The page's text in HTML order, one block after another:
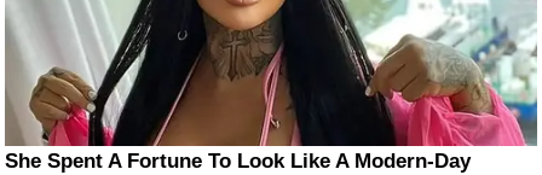
She Spent A Fortune To Look Like A Modern-Day